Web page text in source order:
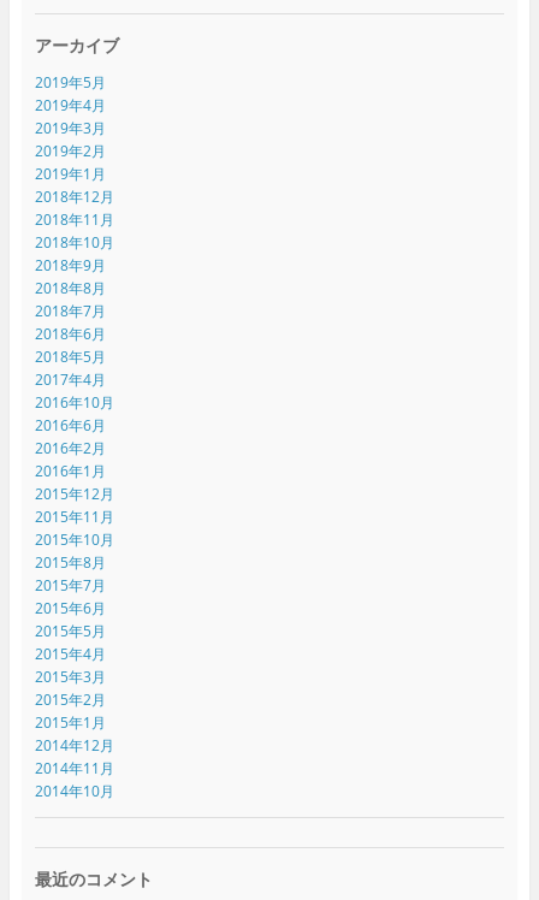
アーカイブ
2019年5月
2019年4月
2019年3月
2019年2月
2019年1月
2018年12月
2018年11月
2018年10月
2018年9月
2018年8月
2018年7月
2018年6月
2018年5月
2017年4月
2016年10月
2016年6月
2016年2月
2016年1月
2015年12月
2015年11月
2015年10月
2015年8月
2015年7月
2015年6月
2015年5月
2015年4月
2015年3月
2015年2月
2015年1月
2014年12月
2014年11月
2014年10月
最近のコメント